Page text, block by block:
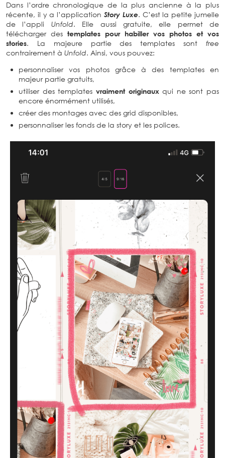
Dans l’ordre chronologique de la plus ancienne à la plus
récente, il y a l’application Story Luxe. C’est la petite jumelle
de l’appli Unfold. Elle aussi gratuite, elle permet de
télécharger des templates pour habiller vos photos et vos
stories. La majeure partie des templates sont free
contrairement à Unfold. Ainsi, vous pouvez:
personnaliser vos photos grâce à des templates en
majeur partie gratuits,
utiliser des templates vraiment originauxqui ne sont pas
encore énormément utilisés,
créer des montages avec des grid disponibles,
personnaliser les fonds de la story et les polices.